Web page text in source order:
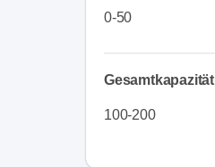
0-50
Gesamtkapazität
100-200